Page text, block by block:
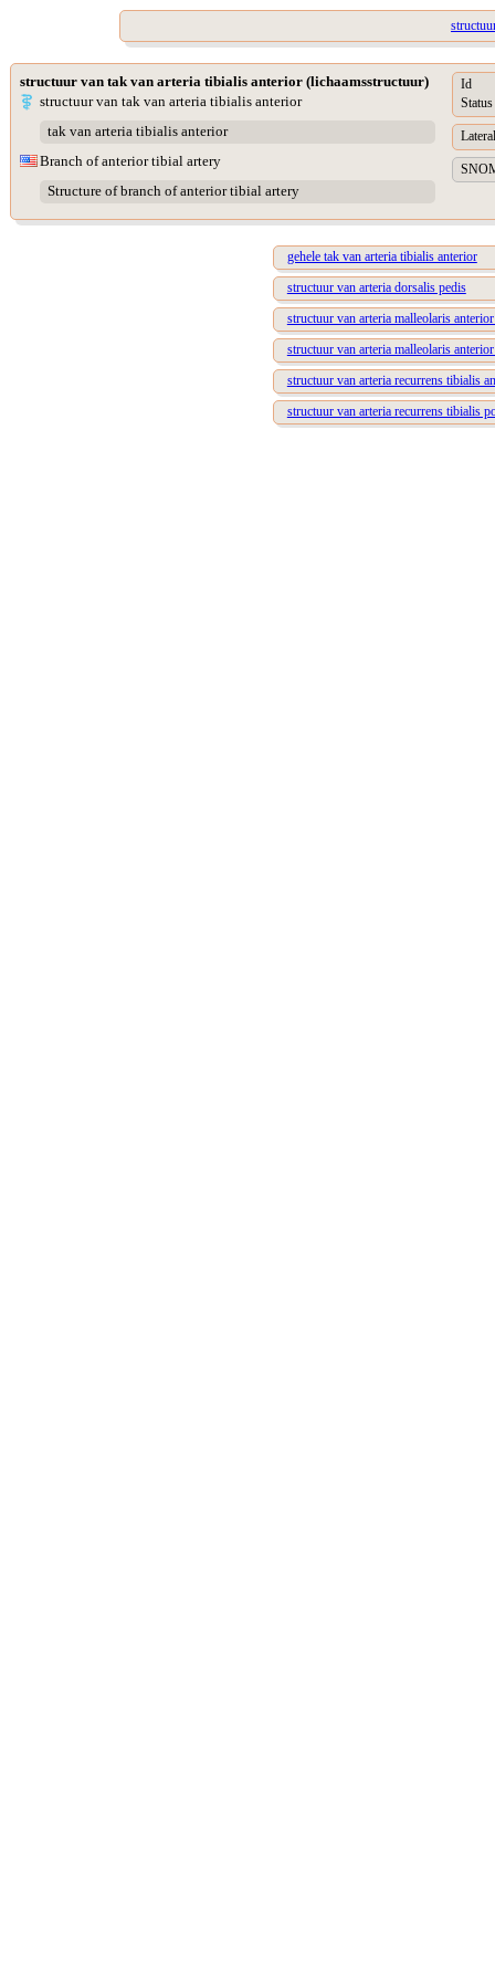
structuur van tak van arteria tibialis anterior (lichaamsstructuur)
structuur van tak van arteria tibialis anterior
tak van arteria tibialis anterior
Branch of anterior tibial artery
Structure of branch of anterior tibial artery
Id
Status
gehele tak van arteria tibialis anterior
structuur van arteria dorsalis pedis
structuur van arteria malleolaris
structuur van arteria malleolaris
structuur van arteria recurrens tibialis
structuur van arteria recurrens tibialis